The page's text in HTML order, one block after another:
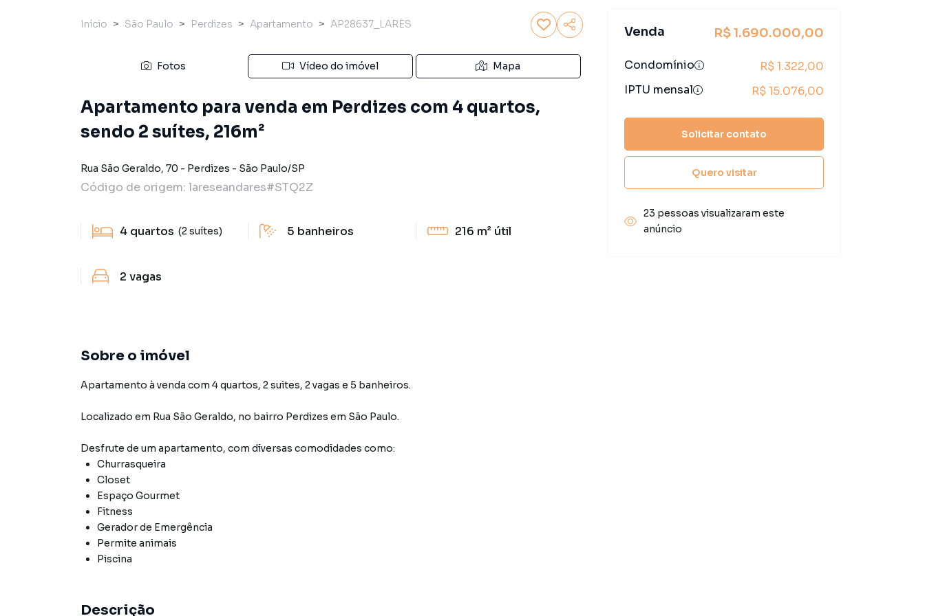
Início São Paulo Perdizes Apartamento AP28637_LARES
Fotos Vídeo do imóvel Mapa
Apartamento para venda em Perdizes com 4 quartos,
sendo 2 suítes, 216m²
Rua São Geraldo, 70 - Perdizes - São Paulo/SP
Código de origem: lareseandares#STQ2Z
4 quartos (2 suítes) 5 banheiros 216 m² útil
2 vagas
Sobre o imóvel
Apartamento à venda com 4 quartos, 2 suites, 2 vagas e 5 banheiros.
Localizado em Rua São Geraldo, no bairro Perdizes em São Paulo.
Desfrute de um apartamento, com diversas comodidades como:
Churrasqueira
Closet
Espaço Gourmet
Fitness
Gerador de Emergência
Permite animais
Piscina
Descrição
Venda R$ 1.690.000,00
Condomínio
R$ 1.322,00
IPTU mensal
R$ 15.076,00
Solicitar contato
Quero visitar
23 pessoas visualizaram este
anúncio